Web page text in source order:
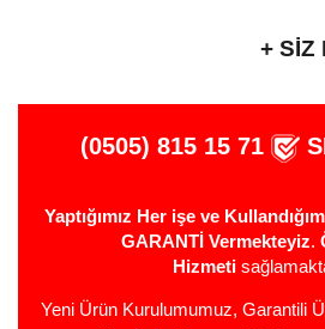
+ SIZ
(0505) 815 15 71
Yaptığımız Her işe ve
GARANTİ Vermekteyiz.
Hizmeti
Yeni Ürün Kurulumumuz, Garantili